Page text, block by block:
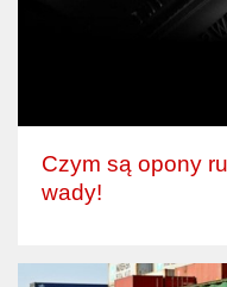
Czym są opony
wady!